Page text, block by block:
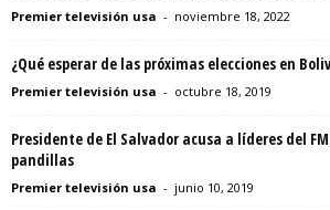
Premier televisión usa - noviembre 18, 2022
¿Qué esperar de las próximas elecciones en
Premier televisión usa - octubre 18, 2019
Presidente de El Salvador acusa a líderes del
pandillas
Premier televisión usa - junio 10, 2019